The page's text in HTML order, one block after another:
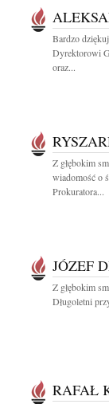
Bardzo
Dyrektorowi
oraz...
Z głębokim
wiadomość o
Prokuratora...
JÓZEF
Z głębokim
Długoletni
RAFAŁ